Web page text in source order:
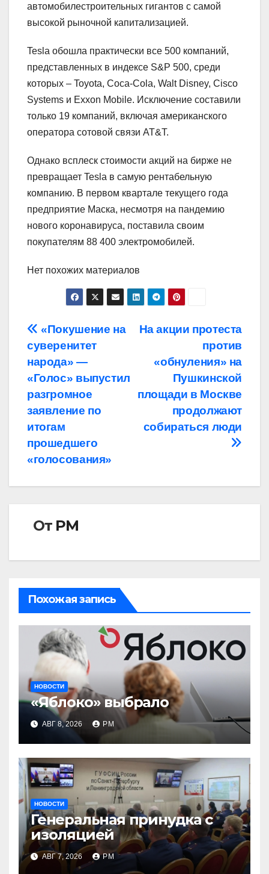
автомобилестроительных гигантов с самой
высокой рыночной капитализацией.
Tesla обошла практически все 500 компаний,
представленных в индексе S&P 500, среди
которых – Toyota, Coca-Cola, Walt Disney, Cisco
Systems и Exxon Mobile. Исключение составили
только 19 компаний, включая американского
оператора сотовой связи AT&T.
Однако всплеск стоимости акций на бирже не
превращает Tesla в самую рентабельную
компанию. В первом квартале текущего года
предприятие Маска, несмотря на пандемию
нового коронавируса, поставила своим
покупателям 88 400 электромобилей.
Нет похожих материалов
Навигация
по
записям
На акции протеста
против
«обнуления» на
Пушкинской
площади в Москве
продолжают
собираться люди
«Покушение на
суверенитет
народа» —
«Голос» выпустил
разгромное
заявление по
итогам
прошедшего
«голосования»
От РМ
Похожая запись
НОВОСТИ
«Яблоко» выбрало
АВГ 8, 2026 РМ
НОВОСТИ
Генеральная принудка с
изоляцией
АВГ 7, 2026 РМ